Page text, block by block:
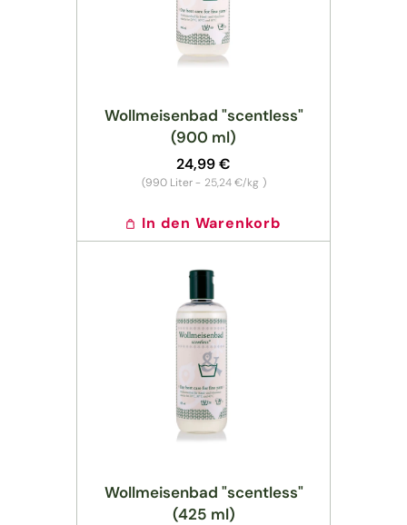
Wollmeisenbad "scentless"
(900 ml)
Normaler
Preis
24,99 €
(990 Liter - Grundpreis
25,24 €/kg )
In den Warenkorb
Wollmeisenbad "scentless"
(425 ml)